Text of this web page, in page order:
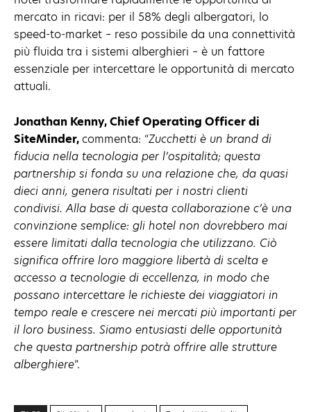
mercato in ricavi: per il 58% degli albergatori, lo
speed-to-market – reso possibile da una connettività
più fluida tra i sistemi alberghieri – è un fattore
essenziale per intercettare le opportunità di mercato
attuali.
Jonathan Kenny, Chief Operating Officer di
SiteMinder,commenta: “Zucchetti è un brand di
fiducia nella tecnologia per l’ospitalità; questa
partnership si fonda su una relazione che, da quasi
dieci anni, genera risultati per i nostri clienti
condivisi. Alla base di questa collaborazione c’è una
convinzione semplice: gli hotel non dovrebbero mai
essere limitati dalla tecnologia che utilizzano. Ciò
significa offrire loro maggiore libertà di scelta e
accesso a tecnologie di eccellenza, in modo che
possano intercettare le richieste dei viaggiatori in
tempo reale e crescere nei mercati più importanti per
il loro business. Siamo entusiasti delle opportunità
che questa partnership potrà offrire alle strutture
alberghiere”.